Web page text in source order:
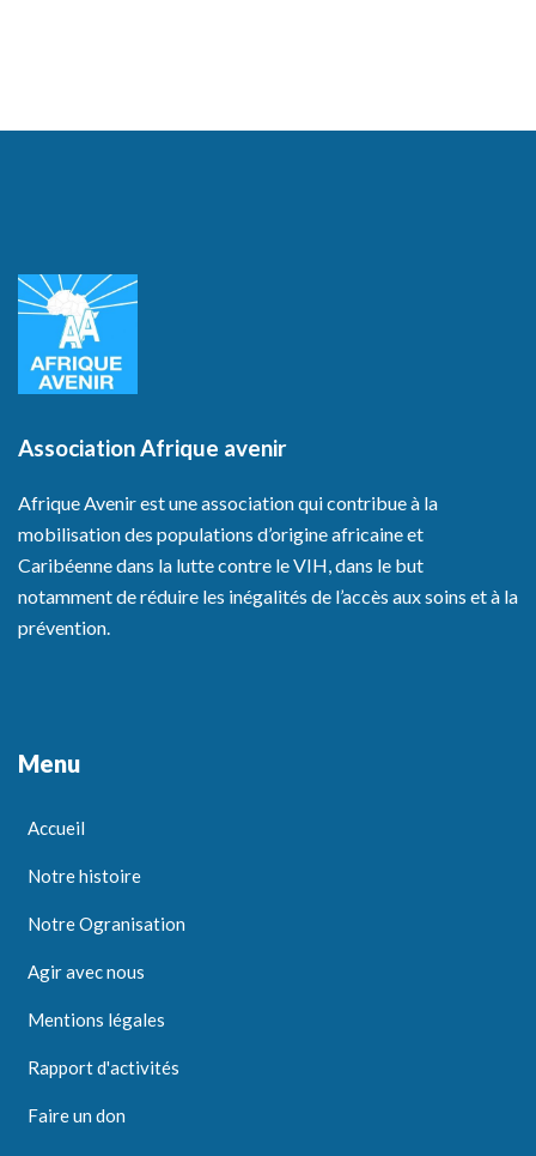
Association Afrique avenir
Afrique Avenir est une association qui contribue à la
mobilisation des populations d’origine africaine et
Caribéenne dans la lutte contre le VIH, dans le but
notamment de réduire les inégalités de l’accès aux soins et à la
prévention.
Menu
Accueil
Notre histoire
Notre Ogranisation
Agir avec nous
Mentions légales
Rapport d'activités
Faire un don